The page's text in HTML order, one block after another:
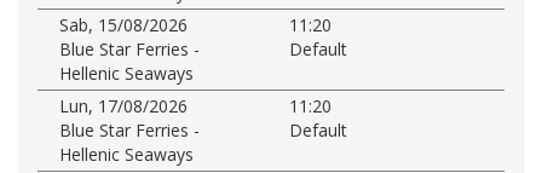
Sab, 15/08/2026
11:20
Blue Star Ferries -
Hellenic Seaways
Default
Lun, 17/08/2026
11:20
Blue Star Ferries -
Hellenic Seaways
Default